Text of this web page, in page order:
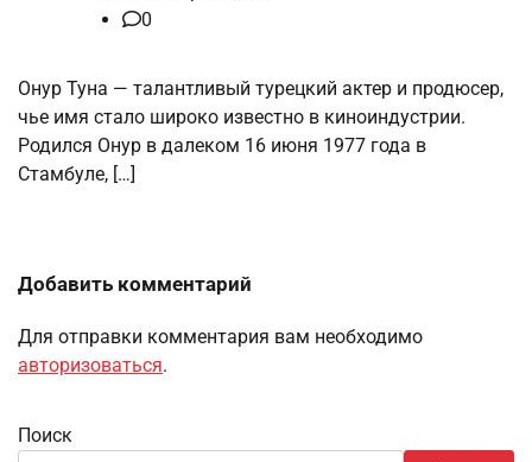
0
Онур Туна — талантливый турецкий актер и продюсер,
чье имя стало широко известно в киноиндустрии.
Родился Онур в далеком 16 июня 1977 года в
Стамбуле, […]
Добавить комментарий
Для отправки комментария вам необходимо
авторизоваться.
Поиск